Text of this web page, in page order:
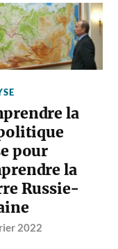
la
pour
la
Russie-
2022